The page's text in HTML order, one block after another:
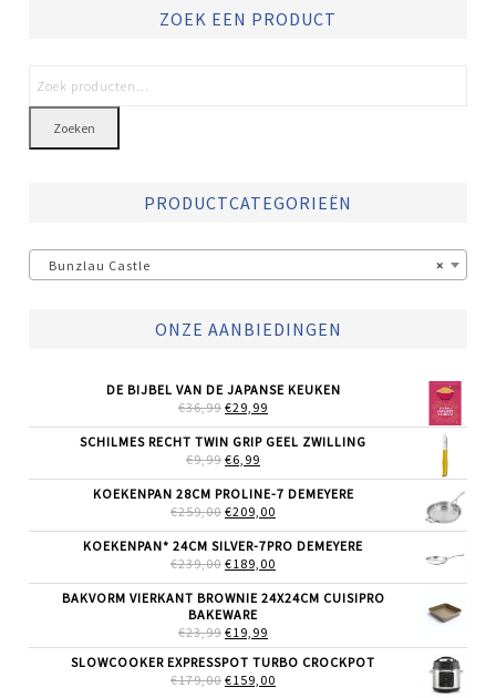
ZOEK EEN PRODUCT
Zoeken
PRODUCTCATEGORIEËN
×
Bunzlau Castle
ONZE AANBIEDINGEN
DE BIJBEL VAN DE JAPANSE KEUKEN
€36,99 OORSPRONKELIJKE
WAS:
€36,99.
€29,99
IS:
SCHILMES RECHT TWIN GRIP GEEL ZWILLING
€9,99 OORSPRONKELIJKE
WAS:
€9,99.
€6,99
IS:
€6,99.
KOEKENPAN 28CM PROLINE-7 DEMEYERE
€259,00 OORSPRONKELIJKE
WAS:
€259,00.
€209,00
IS:
KOEKENPAN* 24CM SILVER-7PRO DEMEYERE
€239,00 OORSPRONKELIJKE
WAS:
€239,00.
€189,00
IS:
BAKVORM VIERKANT BROWNIE 24X24CM CUISIPRO
BAKEWARE
€23,99 OORSPRONKELIJKE
PRIJS
WAS:
€23,99.
€19,99
PRIJS
IS:
€19,99.
SLOWCOOKER EXPRESSPOT TURBO CROCKPOT
€179,00 OORSPRONKELIJKE
€159,00